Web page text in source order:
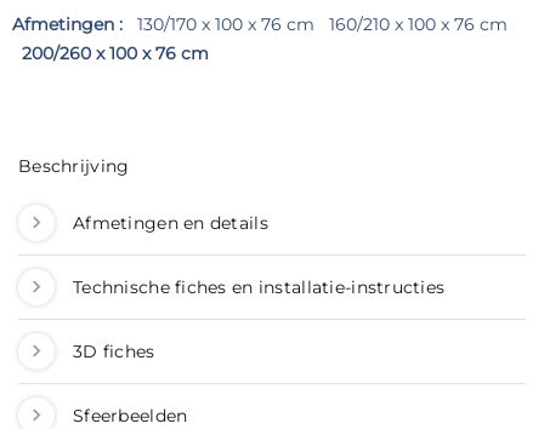
Afmetingen : 130/170 x 100 x 76 cm
160/210 x 100 x 76 cm
200/260 x 100 x 76 cm
Beschrijving
Afmetingen en details
Technische fiches en installatie-instructies
3D fiches
Sfeerbeelden